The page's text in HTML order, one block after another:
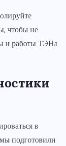
чтобы не
и работы ТЭНа
в
подготовили